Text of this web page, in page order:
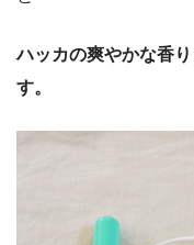
ハッカの爽やかな香
す。